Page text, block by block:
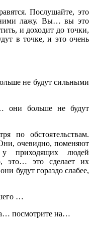
Послушайте, это
лажу. Вы… вы это
и доходит до точки,
в точке, и это очень
не будут сильными
они больше не будут
по обстоятельствам.
очевидно, поменяют
приходящих людей
это… это сделает их
будут гораздо слабее,
…
посмотрите на…